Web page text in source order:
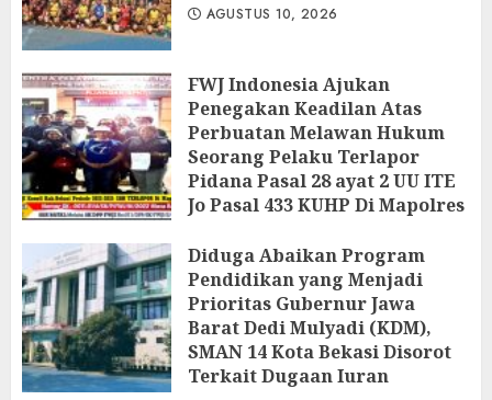
AGUSTUS 10, 2026
FWJ Indonesia Ajukan
Penegakan Keadilan Atas
Perbuatan Melawan Hukum
Seorang Pelaku Terlapor
Pidana Pasal 28 ayat 2 UU ITE
Jo Pasal 433 KUHP Di Mapolres
AGUSTUS 9, 2026
‎Diduga Abaikan Program
Pendidikan yang Menjadi
Prioritas Gubernur Jawa
Barat Dedi Mulyadi (KDM),
SMAN 14 Kota Bekasi Disorot
Terkait Dugaan Iuran